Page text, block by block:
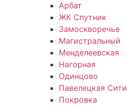
Арбат
ЖК Спутник
Замоскворечье
Магистральный
Менделеевская
Нагорная
Одинцово
Павелецкая Сити
Покровка